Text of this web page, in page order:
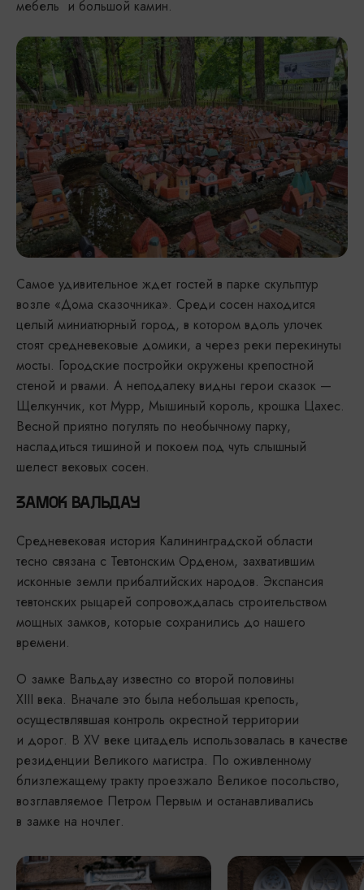
мебель и большой камин.
Самое удивительное ждет гостей в парке скульптур
возле «Дома сказочника». Среди сосен находится
целый миниатюрный город, в котором вдоль улочек
стоят средневековые домики, а через реки перекинуты
мосты. Городские постройки окружены крепостной
стеной и рвами. А неподалеку видны герои сказок —
Щелкунчик, кот Мурр, Мышиный король, крошка Цахес.
Весной приятно погулять по необычному парку,
насладиться тишиной и покоем под чуть слышный
шелест вековых сосен.
ЗАМОК ВАЛЬДАУ
Средневековая история Калининградской области
тесно связана с Тевтонским Орденом, захватившим
исконные земли прибалтийских народов. Экспансия
тевтонских рыцарей сопровождалась строительством
мощных замков, которые сохранились до нашего
времени.
О замке Вальдау известно со второй половины
XIII века. Вначале это была небольшая крепость,
осуществлявшая контроль окрестной территории
и дорог. В XV веке цитадель использовалась в качестве
резиденции Великого магистра. По оживленному
близлежащему тракту проезжало Великое посольство,
возглавляемое Петром Первым и останавливались
в замке на ночлег.